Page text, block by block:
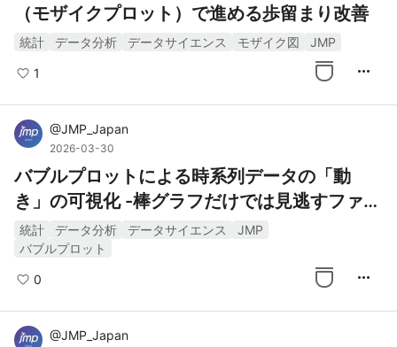
（モザイクプロット）で進める歩留まり改善
統計 データ分析 データサイエンス モザイク図 JMP
1 more_horiz
@JMP_Japan
2026-03-30
バブルプロットによる時系列データの「動
き」の可視化 -棒グラフだけでは見逃すファク
トを発見する-
統計 データ分析 データサイエンス
JMP
バブルプロット
0 more_horiz
@JMP_Japan